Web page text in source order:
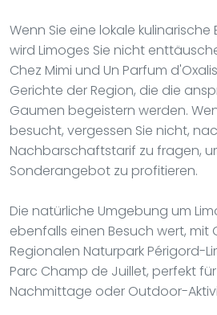
Wenn Sie eine lokale
wird Limoges Sie nicht
Chez Mimi und Un Parfum
Gerichte der Region, die die
Gaumen begeistern werden.
besucht, vergessen Sie nicht,
Nachbarschaftstarif zu fragen,
Sonderangebot zu profitieren.
Die natürliche Umgebung um
ebenfalls einen Besuch wert, mit
Regionalen Naturpark Périgord-
Parc Champ de Juillet, perfekt
Nachmittage oder Outdoor-